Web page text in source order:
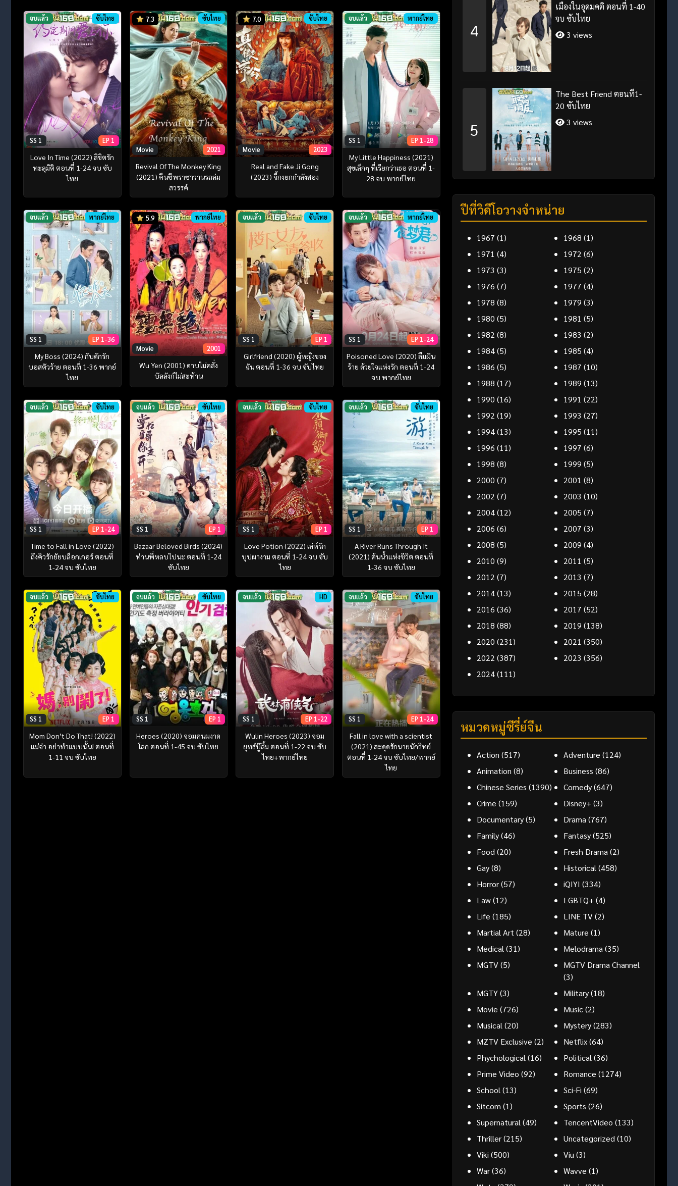
จบแล้ว ซับไทย
SS 1 EP 1
Love In Time (2022) ลิขิตรัก
ทะลุมิติ ตอนที่ 1-24 จบ ซับ
ไทย
7.3 ซับไทย
Movie 2021
Revival Of The Monkey King
(2021) คืนชีพราชาวานรถล่ม
สวรรค์
7.0 ซับไทย
Movie 2023
Real and Fake Ji Gong
(2023) จี้กงยกกำลังสอง
จบแล้ว พากย์ไทย
SS 1 EP 1-28
My Little Happiness (2021)
สุขเล็กๆ ที่เรียกว่าเธอ ตอนที่ 1-
28 จบ พากย์ไทย
จบแล้ว พากย์ไทย
SS 1 EP 1-36
My Boss (2024) กับดักรัก
บอสตัวร้าย ตอนที่ 1-36 พากย์
ไทย
5.9 พากย์ไทย
Movie 2001
Wu Yen (2001) ดาบไม่คลั่ง
บัลลังก์ไม่สะท้าน
จบแล้ว ซับไทย
SS 1 EP 1
Girlfriend (2020) ผู้หญิงของ
ฉัน ตอนที่ 1-36 จบ ซับไทย
จบแล้ว พากย์ไทย
SS 1 EP 1-24
Poisoned Love (2020) ลืมฝัน
ร้าย ด้วยใจแห่งรัก ตอนที่ 1-24
จบ พากย์ไทย
จบแล้ว ซับไทย
SS 1 EP 1-24
Time to Fall in Love (2022)
ถึงคิวรักยัยบล็อกเกอร์ ตอนที่
1-24 จบ ซับไทย
จบแล้ว ซับไทย
SS 1 EP 1
Bazaar Beloved Birds (2024)
ท่านพี่หลบไปนะ ตอนที่ 1-24
ซับไทย
จบแล้ว ซับไทย
SS 1 EP 1
Love Potion (2022) เล่ห์รัก
บุปผางาม ตอนที่ 1-24 จบ ซับ
ไทย
จบแล้ว ซับไทย
SS 1 EP 1
A River Runs Through It
(2021) ต้นน้ำแห่งชีวิต ตอนที่
1-36 จบ ซับไทย
จบแล้ว ซับไทย
SS 1 EP 1
Mom Don’t Do That! (2022)
แม่จ๋า อย่าทำแบบนั้น! ตอนที่
1-11 จบ ซับไทย
จบแล้ว ซับไทย
SS 1 EP 1
Heroes (2020) จอมคนผงาด
โลก ตอนที่ 1-45 จบ ซับไทย
จบแล้ว HD
SS 1 EP 1-22
Wulin Heroes (2023) จอม
ยุทธ์บู๊ลิ้ม ตอนที่ 1-22 จบ ซับ
ไทย+พากย์ไทย
จบแล้ว ซับไทย
SS 1 EP 1-24
Fall in love with a scientist
(2021) สะดุดรักนายนักวิทย์
ตอนที่ 1-24 จบ ซับไทย/พากย์
ไทย
4
เมืองในอุดมคติ ตอนที่ 1-40
จบ ซับไทย
3 views
5
The Best Friend ตอนที่1-
20 ซับไทย
3 views
ปีที่วิดีโอวางจำหน่าย
1967 (1) 1968 (1)
1971 (4) 1972 (6)
1973 (3) 1975 (2)
1976 (7) 1977 (4)
1978 (8) 1979 (3)
1980 (5) 1981 (5)
1982 (8) 1983 (2)
1984(5) 1985 (4)
1986 (5) 1987 (10)
1988 (17) 1989 (13)
1990 (16) 1991 (22)
1992 (19) 1993 (27)
1994(13) 1995 (11)
1996 (11) 1997 (6)
1998 (8) 1999 (5)
2000 (7) 2001 (8)
2002 (7) 2003 (10)
2004(12) 2005 (7)
2006 (6) 2007 (3)
2008 (5) 2009 (4)
2010 (9) 2011 (5)
2012 (7) 2013 (7)
2014(13) 2015 (28)
2016 (36) 2017 (52)
2018 (88) 2019 (138)
2020 (231) 2021 (350)
2022 (387) 2023 (356)
2024(111)
หมวดหมู่ซีรี่ย์จีน
Action (517) Adventure (124)
Animation (8) Business (86)
Chinese Series (1390) Comedy(647)
Crime (159) Disney+ (3)
Documentary(5) Drama(767)
Family(46) Fantasy(525)
Food(20) Fresh Drama(2)
Gay(8) Historical(458)
Horror(57) iQIYI (334)
Law(12) LGBTQ+ (4)
Life (185) LINE TV(2)
Martial Art(28) Mature (1)
Medical(31) Melodrama(35)
MGTV(5)
MGTV Drama Channel
(3)
MGTY(3) Military(18)
Movie (726) Music(2)
Musical(20) Mystery(283)
MZTV Exclusive (2) Netflix(64)
Phychological(16) Political(36)
Prime Video (92) Romance (1274)
School(13) Sci-Fi (69)
Sitcom (1) Sports (26)
Supernatural(49) TencentVideo (133)
Thriller(215) Uncategorized(10)
Viki (500) Viu(3)
War(36) Wavve (1)